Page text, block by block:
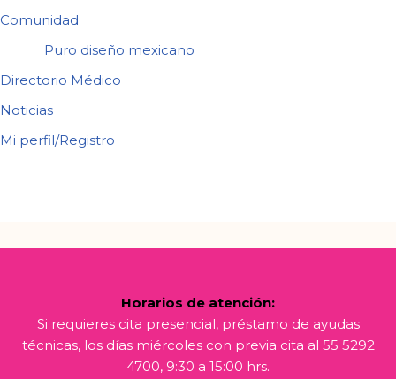
Comunidad
Puro diseño mexicano
Directorio Médico
Noticias
Mi perfil/Registro
Horarios de atención:
Si requieres cita presencial, préstamo de ayudas
técnicas, los días miércoles con previa cita al 55 5292
4700, 9:30 a 15:00 hrs.